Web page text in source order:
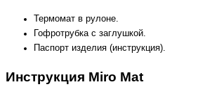
Термомат в рулоне.
Гофротрубка с заглушкой.
Паспорт изделия (инструкция).
Инструкция Miro Mat